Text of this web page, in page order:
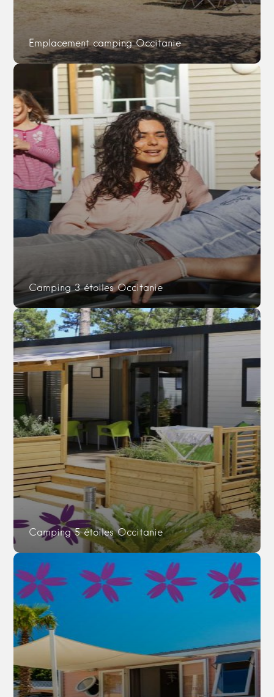
Emplacement camping Occitanie
Camping 3 étoiles Occitanie
Camping 5 étoiles Occitanie